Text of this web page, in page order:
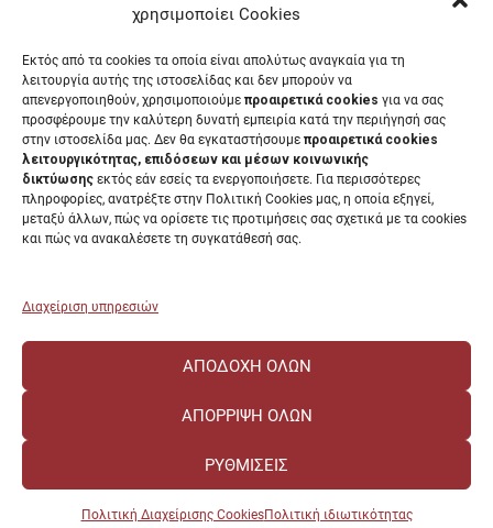
χρησιμοποίει Cookies
Εκτός από τα cookies τα οποία είναι απολύτως αναγκαία για τη
λειτουργία αυτής της ιστοσελίδας και δεν μπορούν να
απενεργοποιηθούν, χρησιμοποιούμε προαιρετικά cookies για να σας
προσφέρουμε την καλύτερη δυνατή εμπειρία κατά την περιήγησή σας
στην ιστοσελίδα μας. Δεν θα εγκαταστήσουμε προαιρετικά cookies
λειτουργικότητας, επιδόσεων και μέσων κοινωνικής
δικτύωσης εκτός εάν εσείς τα ενεργοποιήσετε. Για περισσότερες
πληροφορίες, ανατρέξτε στην Πολιτική Cookies μας, η οποία εξηγεί,
μεταξύ άλλων, πώς να ορίσετε τις προτιμήσεις σας σχετικά με τα cookies
και πώς να ανακαλέσετε τη συγκατάθεσή σας.
Διαχείριση υπηρεσιών
ΑΠΟΔΟΧΉ ΌΛΩΝ
ΑΠΌΡΡΙΨΗ ΌΛΩΝ
ΡΥΘΜΊΣΕΙΣ
Πολιτική Διαχείρισης CookiesΠολιτική ιδιωτικότητας
Έντυπα Διοικητικών Υπηρεσιών
Μητρώα αξιολογητών
Δημόσια Διαβούλευση
Συνεδριάσεις Συγκλήτου
Συνεδριάσεις Συμβουλίου Διοίκησης
EUNICoast European University